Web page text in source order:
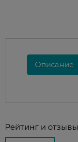
Описание
Рейтинг и отзывы